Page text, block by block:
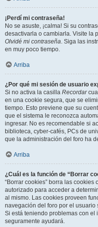
¡Perdí mi contraseña!
No se asuste, ¡calma! Si su
desactivarla o cambiarla. Visite la
Olvidé mi contraseña. Siga las
en muy poco tiempo.
Arriba
¿Por qué mi sesión de usuario
Si no activa la casilla Recordar
en una cookie segura, que se
tiempo. Esto previene que su
que el sistema le reconozca
ingresar. No es recomendable si
biblioteca, cyber-cafés, PCs de
que la administración del foro ha
Arriba
¿Cuál es la función de “Borrar
“Borrar cookies” borra las
autorizado para acceder a
al mismo. Las cookies proveen
navegación del foro por el
Si está teniendo problemas con
seguramente ayudará.